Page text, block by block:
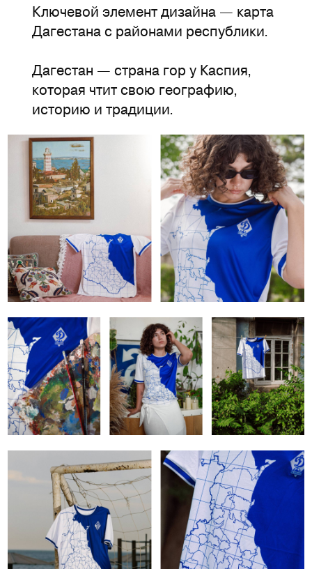
Ключевой элемент дизайна — карта
Дагестана с районами республики.
Дагестан — страна гор у Каспия,
которая чтит свою географию,
историю и традиции.